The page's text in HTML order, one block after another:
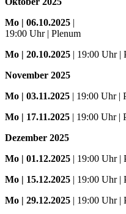
Mo | 06.10.2025 |
19:00 Uhr | Plenum
Mo | 20.10.2025 | 19:00 Uhr |
November 2025
Mo | 03.11.2025 | 19:00 Uhr |
Mo | 17.11.2025 | 19:00 Uhr |
Dezember 2025
Mo | 01.12.2025 | 19:00 Uhr |
Mo | 15.12.2025 | 19:00 Uhr |
Mo | 29.12.2025 | 19:00 Uhr |